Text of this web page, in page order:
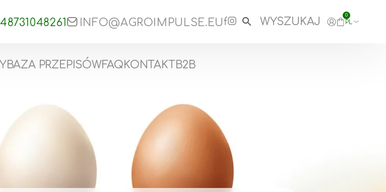
INFO@AGROIMPULSE.EU
0
PL
BAZA PRZEPISÓWFAQKONTAKTB2B